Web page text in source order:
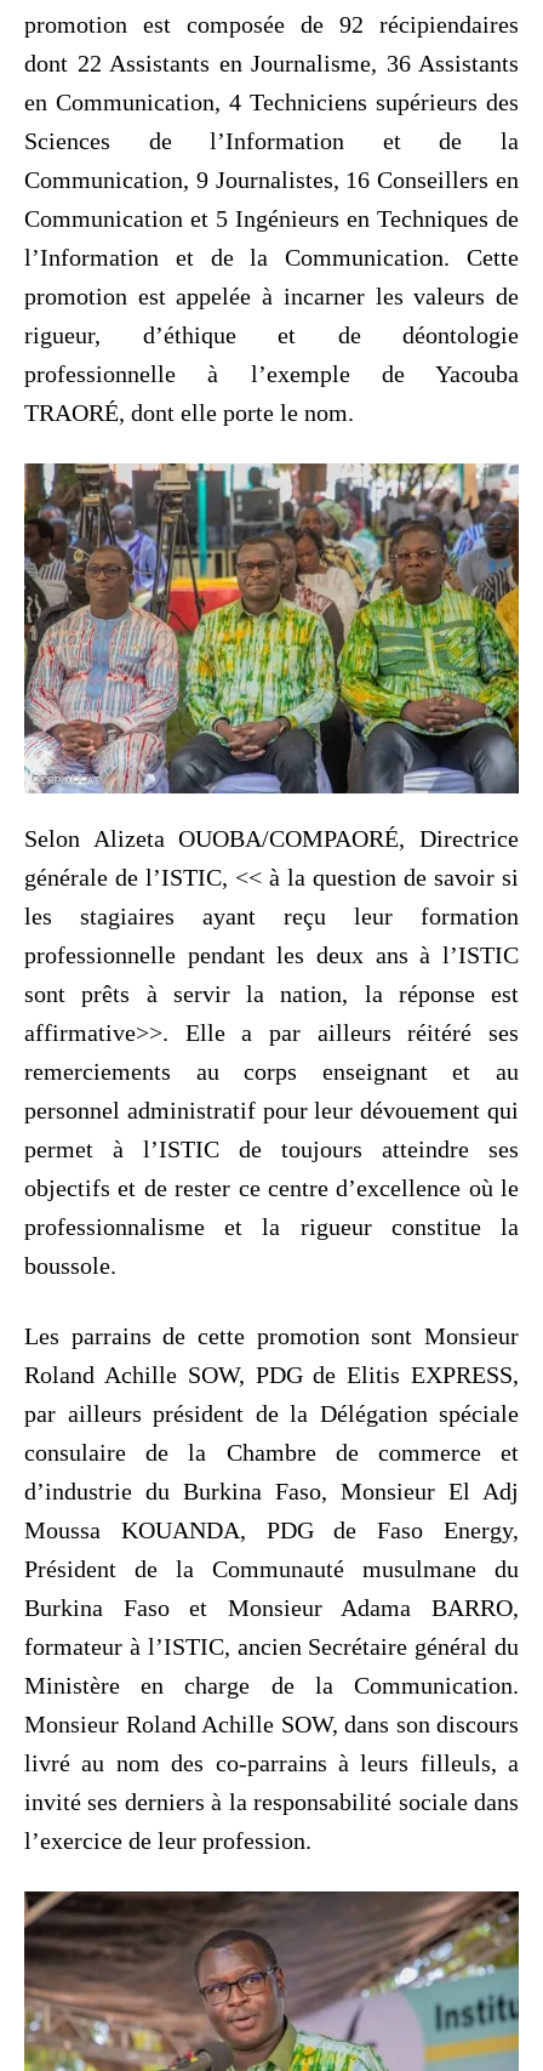
promotion est composée de 92 récipiendaires
dont 22 Assistants en Journalisme, 36 Assistants
en Communication, 4 Techniciens supérieurs des
Sciences de l’Information et de la
Communication, 9 Journalistes, 16 Conseillers en
Communication et 5 Ingénieurs en Techniques de
l’Information et de la Communication. Cette
promotion est appelée à incarner les valeurs de
rigueur, d’éthique et de déontologie
professionnelle à l’exemple de Yacouba
TRAORÉ, dont elle porte le nom.
Selon Alizeta OUOBA/COMPAORÉ, Directrice
générale de l’ISTIC, << à la question de savoir si
les stagiaires ayant reçu leur formation
professionnelle pendant les deux ans à l’ISTIC
sont prêts à servir la nation, la réponse est
affirmative>>. Elle a par ailleurs réitéré ses
remerciements au corps enseignant et au
personnel administratif pour leur dévouement qui
permet à l’ISTIC de toujours atteindre ses
objectifs et de rester ce centre d’excellence où le
professionnalisme et la rigueur constitue la
boussole.
Les parrains de cette promotion sont Monsieur
Roland Achille SOW, PDG de Elitis EXPRESS,
par ailleurs président de la Délégation spéciale
consulaire de la Chambre de commerce et
d’industrie du Burkina Faso, Monsieur El Adj
Moussa KOUANDA, PDG de Faso Energy,
Président de la Communauté musulmane du
Burkina Faso et Monsieur Adama BARRO,
formateur à l’ISTIC, ancien Secrétaire général du
Ministère en charge de la Communication.
Monsieur Roland Achille SOW, dans son discours
livré au nom des co-parrains à leurs filleuls, a
invité ses derniers à la responsabilité sociale dans
l’exercice de leur profession.